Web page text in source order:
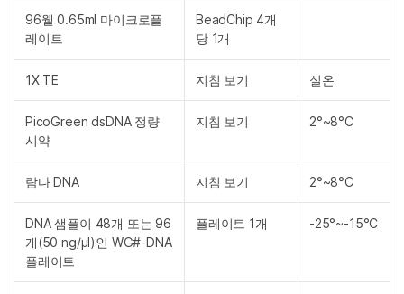
96웰 0.65ml 마이크로플
레이트
BeadChip 4개
당 1개
1X TE 지침 보기 실온
PicoGreen dsDNA 정량
시약
지침 보기 2°~8°C
람다 DNA 지침 보기 2°~8°C
DNA 샘플이 48개 또는 96
개(50 ng/µl)인 WG#-DNA
플레이트
플레이트 1개 -25°~-15°C